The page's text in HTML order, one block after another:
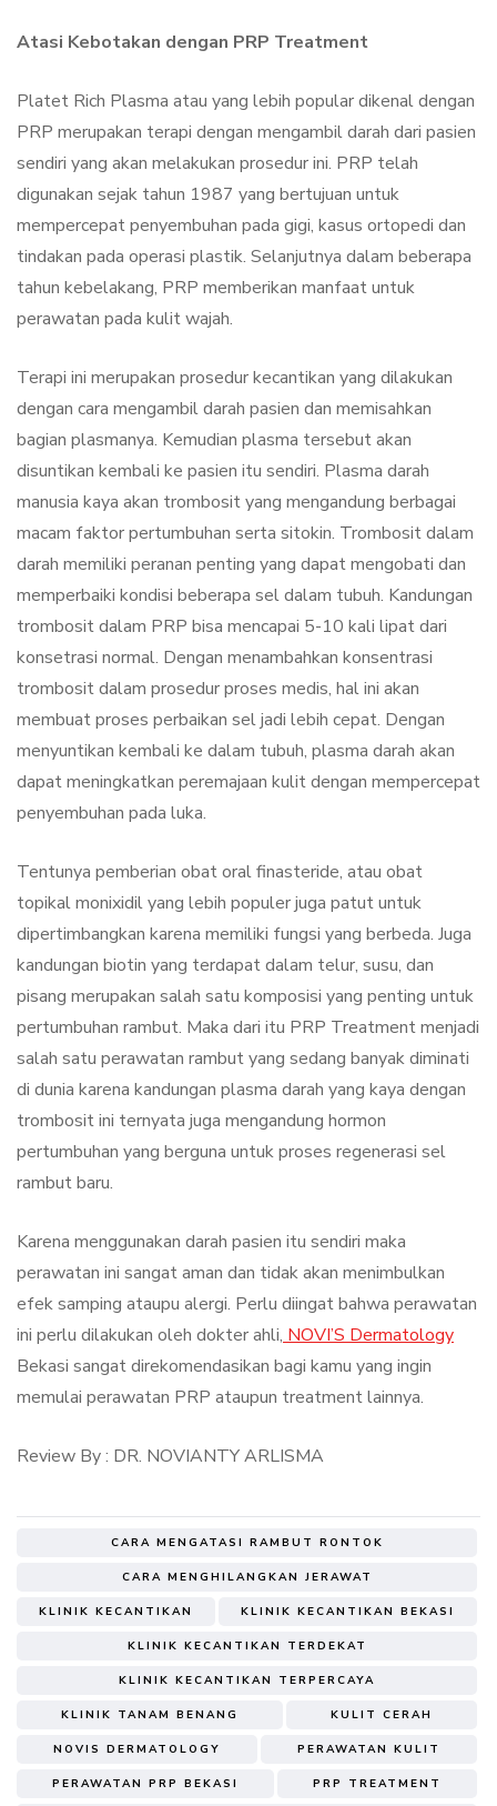
Atasi Kebotakan dengan PRP Treatment
Platet Rich Plasma atau yang lebih popular dikenal dengan
PRP merupakan terapi dengan mengambil darah dari pasien
sendiri yang akan melakukan prosedur ini. PRP telah
digunakan sejak tahun 1987 yang bertujuan untuk
mempercepat penyembuhan pada gigi, kasus ortopedi dan
tindakan pada operasi plastik. Selanjutnya dalam beberapa
tahun kebelakang, PRP memberikan manfaat untuk
perawatan pada kulit wajah.
Terapi ini merupakan prosedur kecantikan yang dilakukan
dengan cara mengambil darah pasien dan memisahkan
bagian plasmanya. Kemudian plasma tersebut akan
disuntikan kembali ke pasien itu sendiri. Plasma darah
manusia kaya akan trombosit yang mengandung berbagai
macam faktor pertumbuhan serta sitokin. Trombosit dalam
darah memiliki peranan penting yang dapat mengobati dan
memperbaiki kondisi beberapa sel dalam tubuh. Kandungan
trombosit dalam PRP bisa mencapai 5-10 kali lipat dari
konsetrasi normal. Dengan menambahkan konsentrasi
trombosit dalam prosedur proses medis, hal ini akan
membuat proses perbaikan sel jadi lebih cepat. Dengan
menyuntikan kembali ke dalam tubuh, plasma darah akan
dapat meningkatkan peremajaan kulit dengan mempercepat
penyembuhan pada luka.
Tentunya pemberian obat oral finasteride, atau obat
topikal monixidil yang lebih populer juga patut untuk
dipertimbangkan karena memiliki fungsi yang berbeda. Juga
kandungan biotin yang terdapat dalam telur, susu, dan
pisang merupakan salah satu komposisi yang penting untuk
pertumbuhan rambut. Maka dari itu PRP Treatment menjadi
salah satu perawatan rambut yang sedang banyak diminati
di dunia karena kandungan plasma darah yang kaya dengan
trombosit ini ternyata juga mengandung hormon
pertumbuhan yang berguna untuk proses regenerasi sel
rambut baru.
Karena menggunakan darah pasien itu sendiri maka
perawatan ini sangat aman dan tidak akan menimbulkan
efek samping ataupu alergi. Perlu diingat bahwa perawatan
ini perlu dilakukan oleh dokter ahli, NOVI’S Dermatology
Bekasi sangat direkomendasikan bagi kamu yang ingin
memulai perawatan PRP ataupun treatment lainnya.
Review By : DR. NOVIANTY ARLISMA
CARA MENGATASI RAMBUT RONTOK
CARA MENGHILANGKAN JERAWAT
KLINIK KECANTIKAN KLINIK KECANTIKAN BEKASI
KLINIK KECANTIKAN TERDEKAT
KLINIK KECANTIKAN TERPERCAYA
KLINIK TANAM BENANG KULIT CERAH
NOVIS DERMATOLOGY PERAWATAN KULIT
PERAWATAN PRP BEKASI PRP TREATMENT